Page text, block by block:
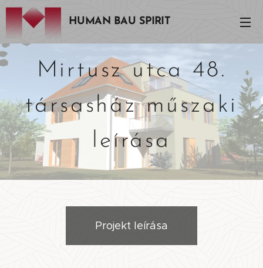
HUMAN BAU SPIRIT
Mirtusz utca 48.
társasház műszaki
leírása
Projekt leírása